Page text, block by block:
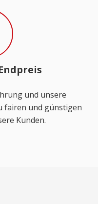
und unsere
fairen und günstigen
Kunden.